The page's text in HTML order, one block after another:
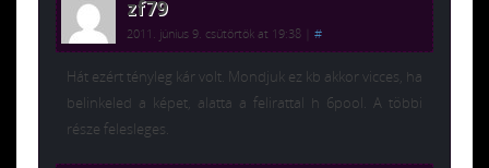
zf79
2011. június 9. csütörtök at 19:38 #
Hát ezért tényleg kár volt. Mondjuk ez kb akkor vicces, ha
belinkeled a képet, alatta a felirattal h 6pool. A többi
része felesleges.